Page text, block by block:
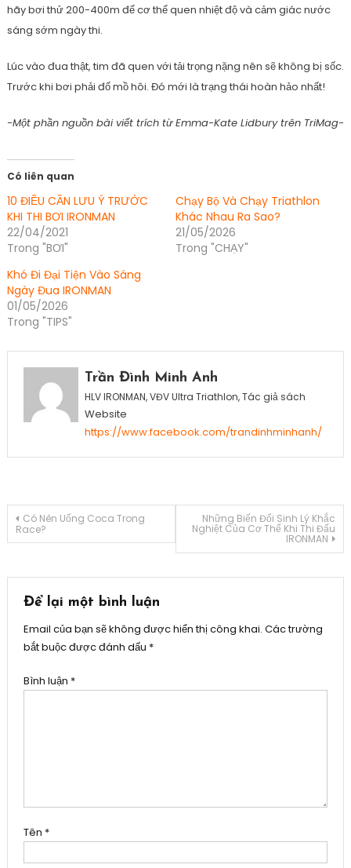
hãy bơi thử 200-400m để cơ thể quen nhiệt độ và cảm giác nước
sáng sớm ngày thi.
Lúc vào đua thật, tim đã quen với tải trọng nặng nên sẽ không bị sốc.
Trước khi bơi phải đổ mồ hôi. Đó mới là trạng thái hoàn hảo nhất!
-Một phần nguồn bài viết trích từ Emma-Kate Lidbury trên TriMag-
Có liên quan
10 ĐIỀU CẦN LƯU Ý TRƯỚC
KHI THI BƠI IRONMAN
22/04/2021
Trong "BƠI"
Chạy Bộ Và Chạy Triathlon
Khác Nhau Ra Sao?
21/05/2026
Trong "CHẠY"
Khó Đi Đại Tiện Vào Sáng
Ngày Đua IRONMAN
01/05/2026
Trong "TIPS"
,
ironman
phú
quốc
Trần Đình Minh Anh
HLV IRONMAN, VĐV Ultra Triathlon, Tác giả sách
Website
https://www.facebook.com/trandinhminhanh/
Điều
bài
viết
Có Nên Uống Coca Trong
Race?
Những Biến Đổi Sinh Lý Khắc
Nghiệt Của Cơ Thể Khi Thi Đấu
IRONMAN
Để lại một bình luận
Email của bạn sẽ không được hiển thị công khai. Các trường
bắt buộc được đánh dấu *
Bình luận *
Tên *